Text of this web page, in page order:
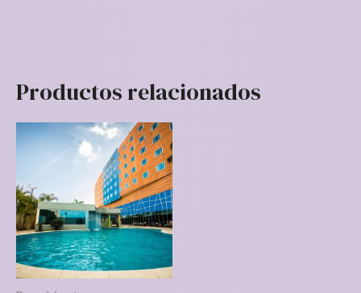
Productos relacionados